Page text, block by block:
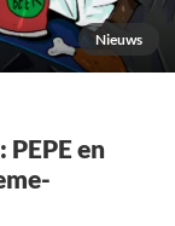
Nieuws
en